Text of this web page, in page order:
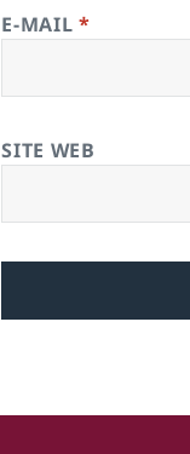
E-MAIL *
SITE WEB